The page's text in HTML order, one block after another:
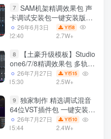
7 SAM机架精调效果包 声
卡调试安装包一键安装版模
板 带插件预设效果文件
26年6月3日
22:40
Y币8
2.7W+
8
【土豪升级模板】Studio
one6/7/8精调效果包 多轨道
效果模式可选 声卡调试好预
设模板 带插件全套文件
26年7月27日
15:30
Y币15
2.5W+
9 独家制作 精选调试混音
64位VST插件包 一键安装
600个效果器合集v2.0 WiN
支持定制
26年7月27日
15:44
Y币10
2.4W+